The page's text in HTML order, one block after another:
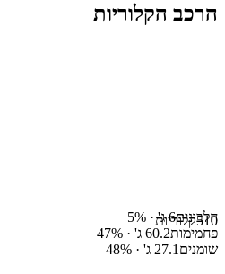
הרכב הקלוריות
510קלוריותחלבונים6ג' · 5%
פחמימות60.2 ג' · 47%
שומנים 27.1 ג' · 48%